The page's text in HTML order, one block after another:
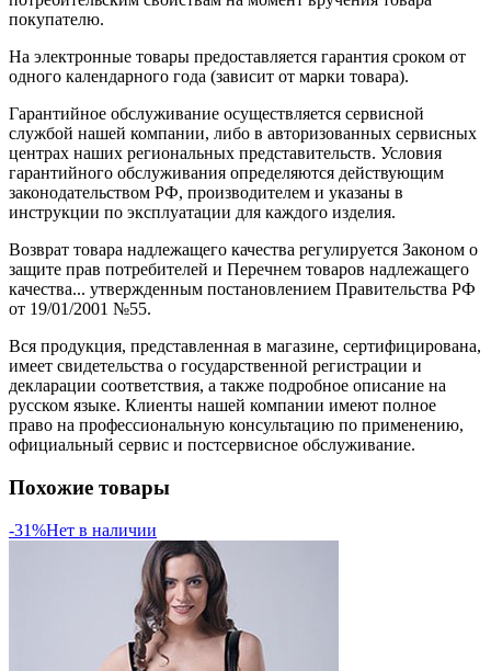
покупателю.
На электронные товары предоставляется гарантия сроком от
одного календарного года (зависит от марки товара).
Гарантийное обслуживание осуществляется сервисной
службой нашей компании, либо в авторизованных сервисных
центрах наших региональных представительств. Условия
гарантийного обслуживания определяются действующим
законодательством РФ, производителем и указаны в
инструкции по эксплуатации для каждого изделия.
Возврат товара надлежащего качества регулируется Законом о
защите прав потребителей и Перечнем товаров надлежащего
качества... утвержденным постановлением Правительства РФ
от 19/01/2001 №55.
Вся продукция, представленная в магазине, сертифицирована,
имеет свидетельства о государственной регистрации и
декларации соответствия, а также подробное описание на
русском языке. Клиенты нашей компании имеют полное
право на профессиональную консультацию по применению,
официальный сервис и постсервисное обслуживание.
Похожие товары
-31%Нет в наличии